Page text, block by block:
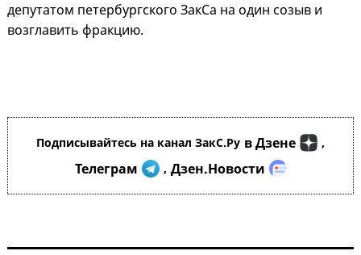
депутатом петербургского ЗакСа на один созыв и
возглавить фракцию.
Подписывайтесь на канал ЗакС.Ру в Дзене ,
Телеграм , Дзен.Новости